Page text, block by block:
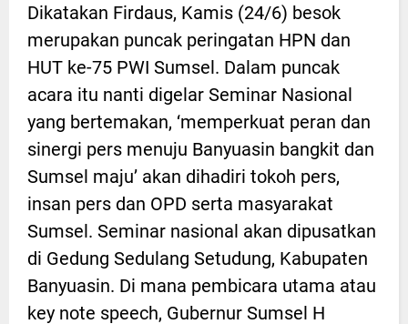
Dikatakan Firdaus, Kamis (24/6) besok
merupakan puncak peringatan HPN dan
HUT ke-75 PWI Sumsel. Dalam puncak
acara itu nanti digelar Seminar Nasional
yang bertemakan, ‘memperkuat peran dan
sinergi pers menuju Banyuasin bangkit dan
Sumsel maju’ akan dihadiri tokoh pers,
insan pers dan OPD serta masyarakat
Sumsel. Seminar nasional akan dipusatkan
di Gedung Sedulang Setudung, Kabupaten
Banyuasin. Di mana pembicara utama atau
key note speech, Gubernur Sumsel H